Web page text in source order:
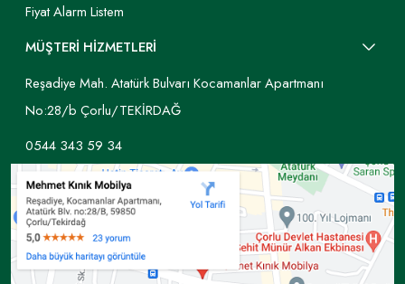
Fiyat Alarm Listem
MÜŞTERİ HİZMETLERİ
Reşadiye Mah. Atatürk Bulvarı Kocamanlar Apartmanı
No:28/b Çorlu/TEKİRDAĞ
0544 343 59 34